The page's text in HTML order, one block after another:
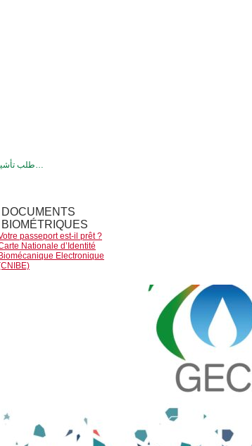
VISA d’entrée en Algérie طلب تأشيرة…
DOCUMENTS
BIOMÉTRIQUES
passeport est-il prêt ?
Nationale d’Identité
Biomécanique Electronique